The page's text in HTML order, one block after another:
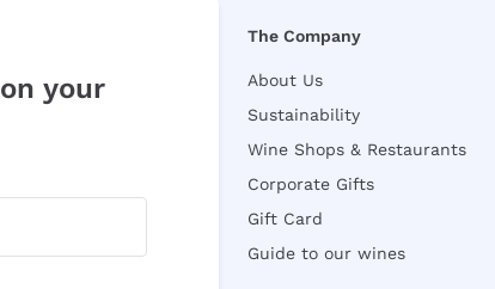
on your
The Company
About Us
Sustainability
Wine Shops & Restaurants
Corporate Gifts
Gift Card
Guide to our wines